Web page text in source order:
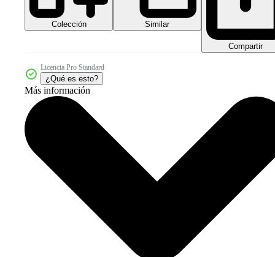
Colección Similar
Compartir
Licencia Pro Standard
¿Qué es esto?
Más información